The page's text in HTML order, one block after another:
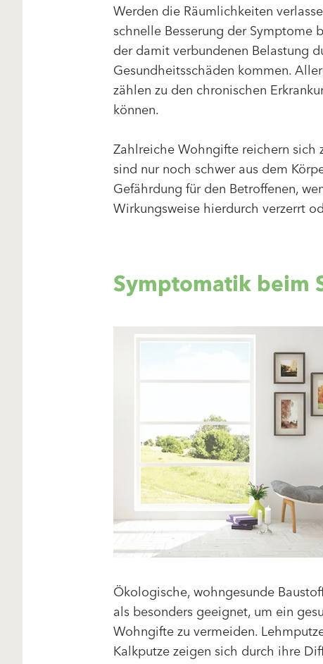
Werden die Räumlichkeiten
schnelle Besserung der
der damit verbundenen Belastung
Gesundheitsschäden kommen.
zählen zu den chronischen
können.
Zahlreiche Wohngifte reichern sich
sind nur noch schwer aus dem
Gefährdung für den Betroffenen,
Wirkungsweise hierdurch verzerrt
Symptomatik beim
Ökologische, wohngesunde
als besonders geeignet, um ein
Wohngifte zu vermeiden.
Kalkputze zeigen sich durch ihre